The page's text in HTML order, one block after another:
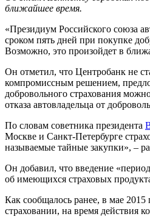
ближайшее время.
«Президиум Российского союза
сроком пять дней при покупке
Возможно, это произойдет в
Он отметил, что Центробанк не
компромиссным решением,
добровольного страхования
отказа автовладельца от
По словам советника президента
Москве и Санкт-Петербурге
называемые тайные закупки», –
Он добавил, что введение
об имеющихся страховых
Как сообщалось ранее, в мае 2015
страховании, на время действия